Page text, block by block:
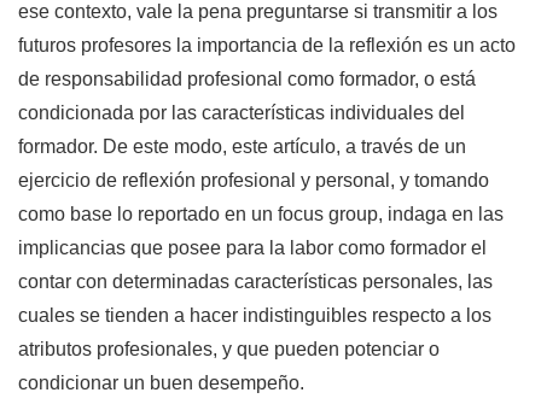
ese contexto, vale la pena preguntarse si transmitir a los
futuros profesores la importancia de la reflexión es un acto
de responsabilidad profesional como formador, o está
condicionada por las características individuales del
formador. De este modo, este artículo, a través de un
ejercicio de reflexión profesional y personal, y tomando
como base lo reportado en un focus group, indaga en las
implicancias que posee para la labor como formador el
contar con determinadas características personales, las
cuales se tienden a hacer indistinguibles respecto a los
atributos profesionales, y que pueden potenciar o
condicionar un buen desempeño.